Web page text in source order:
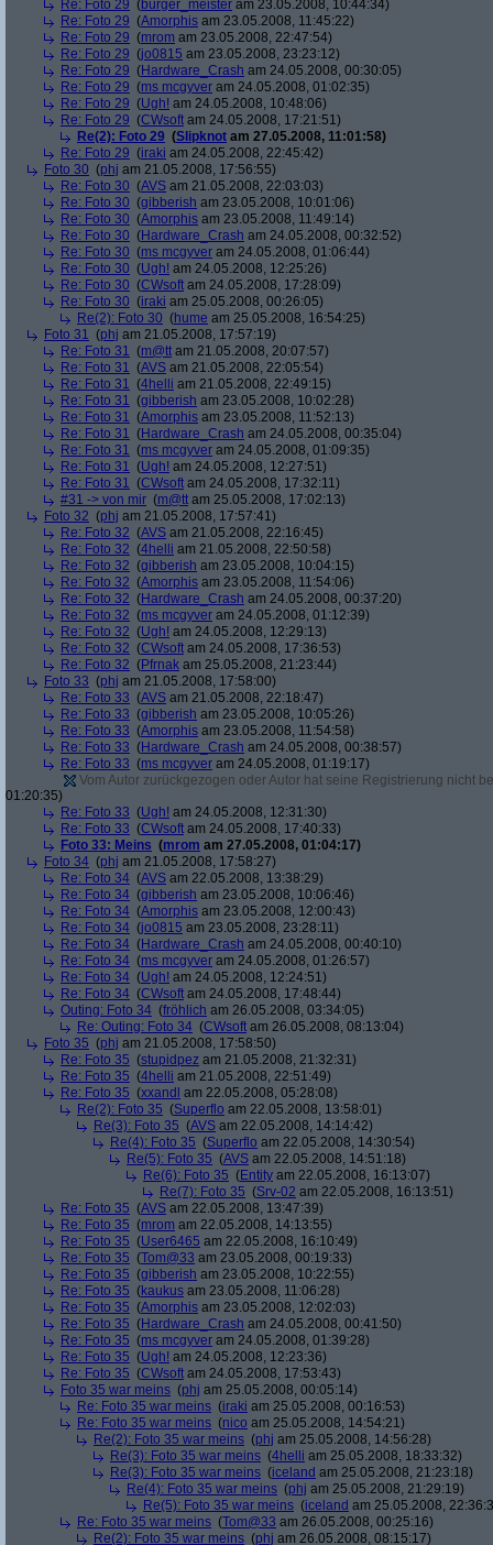
Re: Foto 29 (bürger_meister am 23.05.2008, 10:44:34)
Re: Foto 29 (Amorphis am 23.05.2008, 11:45:22)
Re: Foto 29 (mrom am 23.05.2008, 22:47:54)
Re: Foto 29 (jo0815 am 23.05.2008, 23:23:12)
Re: Foto 29 (Hardware_Crash am 24.05.2008, 00:30:05)
Re: Foto 29 (ms mcgyver am 24.05.2008, 01:02:35)
Re: Foto 29 (Ugh! am 24.05.2008, 10:48:06)
Re: Foto 29 (CWsoft am 24.05.2008, 17:21:51)
Re(2): Foto 29 (Slipknot am 27.05.2008, 11:01:58)
Re: Foto 29 (iraki am 24.05.2008, 22:45:42)
Foto 30 (phj am 21.05.2008, 17:56:55)
Re: Foto 30 (AVS am 21.05.2008, 22:03:03)
Re: Foto 30 (gibberish am 23.05.2008, 10:01:06)
Re: Foto 30 (Amorphis am 23.05.2008, 11:49:14)
Re: Foto 30 (Hardware_Crash am 24.05.2008, 00:32:52)
Re: Foto 30 (ms mcgyver am 24.05.2008, 01:06:44)
Re: Foto 30 (Ugh! am 24.05.2008, 12:25:26)
Re: Foto 30 (CWsoft am 24.05.2008, 17:28:09)
Re: Foto 30 (iraki am 25.05.2008, 00:26:05)
Re(2): Foto 30 (hume am 25.05.2008, 16:54:25)
Foto 31 (phj am 21.05.2008, 17:57:19)
Re: Foto 31 (m@tt am 21.05.2008, 20:07:57)
Re: Foto 31 (AVS am 21.05.2008, 22:05:54)
Re: Foto 31 (4helli am 21.05.2008, 22:49:15)
Re: Foto 31 (gibberish am 23.05.2008, 10:02:28)
Re: Foto 31 (Amorphis am 23.05.2008, 11:52:13)
Re: Foto 31 (Hardware_Crash am 24.05.2008, 00:35:04)
Re: Foto 31 (ms mcgyver am 24.05.2008, 01:09:35)
Re: Foto 31 (Ugh! am 24.05.2008, 12:27:51)
Re: Foto 31 (CWsoft am 24.05.2008, 17:32:11)
#31 -> von mir (m@tt am 25.05.2008, 17:02:13)
Foto 32 (phj am 21.05.2008, 17:57:41)
Re: Foto 32 (AVS am 21.05.2008, 22:16:45)
Re: Foto 32 (4helli am 21.05.2008, 22:50:58)
Re: Foto 32 (gibberish am 23.05.2008, 10:04:15)
Re: Foto 32 (Amorphis am 23.05.2008, 11:54:06)
Re: Foto 32 (Hardware_Crash am 24.05.2008, 00:37:20)
Re: Foto 32 (ms mcgyver am 24.05.2008, 01:12:39)
Re: Foto 32 (Ugh! am 24.05.2008, 12:29:13)
Re: Foto 32 (CWsoft am 24.05.2008, 17:36:53)
Re: Foto 32 (Pfrnak am 25.05.2008, 21:23:44)
Foto 33 (phj am 21.05.2008, 17:58:00)
Re: Foto 33 (AVS am 21.05.2008, 22:18:47)
Re: Foto 33 (gibberish am 23.05.2008, 10:05:26)
Re: Foto 33 (Amorphis am 23.05.2008, 11:54:58)
Re: Foto 33 (Hardware_Crash am 24.05.2008, 00:38:57)
Re: Foto 33 (ms mcgyver am 24.05.2008, 01:19:17)
Vom Autor zurückgezogen oder Autor hat seine Registrierung nicht
01:20:35)
Re: Foto 33 (Ugh! am 24.05.2008, 12:31:30)
Re: Foto 33 (CWsoft am 24.05.2008, 17:40:33)
Foto 33: Meins (mrom am 27.05.2008, 01:04:17)
Foto 34 (phj am 21.05.2008, 17:58:27)
Re: Foto 34 (AVS am 22.05.2008, 13:38:29)
Re: Foto 34 (gibberish am 23.05.2008, 10:06:46)
Re: Foto 34 (Amorphis am 23.05.2008, 12:00:43)
Re: Foto 34 (jo0815 am 23.05.2008, 23:28:11)
Re: Foto 34 (Hardware_Crash am 24.05.2008, 00:40:10)
Re: Foto 34 (ms mcgyver am 24.05.2008, 01:26:57)
Re: Foto 34 (Ugh! am 24.05.2008, 12:24:51)
Re: Foto 34 (CWsoft am 24.05.2008, 17:48:44)
Outing: Foto 34 (fröhlich am 26.05.2008, 03:34:05)
Re: Outing: Foto 34 (CWsoft am 26.05.2008, 08:13:04)
Foto 35 (phj am 21.05.2008, 17:58:50)
Re: Foto 35 (stupidpez am 21.05.2008, 21:32:31)
Re: Foto 35 (4helli am 21.05.2008, 22:51:49)
Re: Foto 35 (xxandl am 22.05.2008, 05:28:08)
Re(2): Foto 35 (Superflo am 22.05.2008, 13:58:01)
Re(3): Foto 35 (AVS am 22.05.2008, 14:14:42)
Re(4): Foto 35 (Superflo am 22.05.2008, 14:30:54)
Re(5): Foto 35 (AVS am 22.05.2008, 14:51:18)
Re(6): Foto 35 (Entity am 22.05.2008, 16:13:07)
Re(7): Foto 35 (Srv-02 am 22.05.2008, 16:13:51)
Re: Foto 35 (AVS am 22.05.2008, 13:47:39)
Re: Foto 35 (mrom am 22.05.2008, 14:13:55)
Re: Foto 35 (User6465 am 22.05.2008, 16:10:49)
Re: Foto 35 (Tom@33 am 23.05.2008, 00:19:33)
Re: Foto 35 (gibberish am 23.05.2008, 10:22:55)
Re: Foto 35 (kaukus am 23.05.2008, 11:06:28)
Re: Foto 35 (Amorphis am 23.05.2008, 12:02:03)
Re: Foto 35 (Hardware_Crash am 24.05.2008, 00:41:50)
Re: Foto 35 (ms mcgyver am 24.05.2008, 01:39:28)
Re: Foto 35 (Ugh! am 24.05.2008, 12:23:36)
Re: Foto 35 (CWsoft am 24.05.2008, 17:53:43)
Foto 35 war meins (phj am 25.05.2008, 00:05:14)
Re: Foto 35 war meins (iraki am 25.05.2008, 00:16:53)
Re: Foto 35 war meins (nico am 25.05.2008, 14:54:21)
Re(2): Foto 35 war meins (phj am 25.05.2008, 14:56:28)
Re(3): Foto 35 war meins (4helli am 25.05.2008, 18:33:32)
Re(3): Foto 35 war meins (iceland am 25.05.2008, 21:23:18)
Re(4): Foto 35 war meins (phj am 25.05.2008, 21:29:19)
Re(5): Foto 35 war meins (iceland am 25.05.2008,
Re: Foto 35 war meins (Tom@33 am 26.05.2008, 00:25:16)
Re(2): Foto 35 war meins (phj am 26.05.2008, 08:15:17)